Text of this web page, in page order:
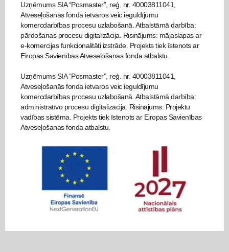
Uzņēmums SIA “Posmaster”, reģ. nr. 40003811041,
Atveseļošanās fonda ietvaros veic ieguldījumu
komercdarbības procesu uzlabošanā. Atbalstāmā darbība:
pārdošanas procesu digitalizācija. Risinājums: mājaslapas ar
e-komercijas funkcionalitāti izstrāde. Projekts tiek īstenots ar
Eiropas Savienības Atveseļošanas fonda atbalstu.
Uzņēmums SIA “Posmaster”, reģ. nr. 40003811041,
Atveseļošanās fonda ietvaros veic ieguldījumu
komercdarbības procesu uzlabošanā. Atbalstāmā darbība:
administratīvo procesu digitalizācija. Risinājums: Projektu
vadības sistēma. Projekts tiek īstenots ar Eiropas Savienības
Atveseļošanas fonda atbalstu.